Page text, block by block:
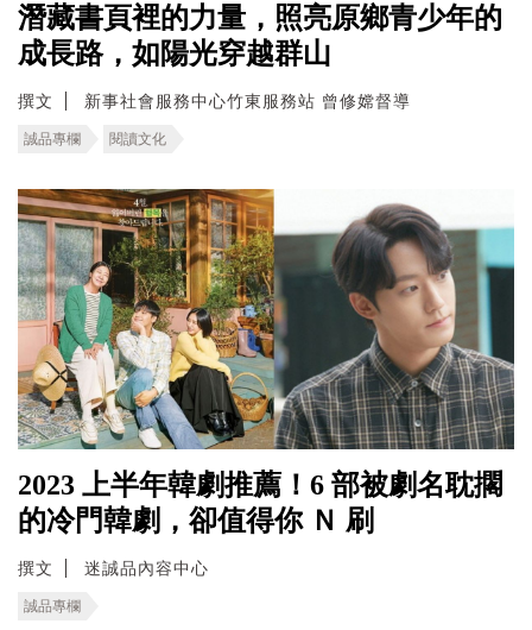
潛藏書頁裡的力量，照亮原鄉青少年的
成長路，如陽光穿越群山
撰文 新事社會服務中心竹東服務站 曾修嫦督導
誠品專欄 閱讀文化
2023 上半年韓劇推薦！6 部被劇名耽擱
的冷門韓劇，卻值得你 Ｎ 刷
撰文 迷誠品內容中心
誠品專欄